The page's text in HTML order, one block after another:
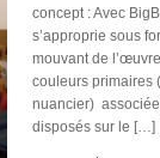
concept : Avec
s’approprie sous
mouvant de
couleurs primaires
nuancier)
disposés sur le […]